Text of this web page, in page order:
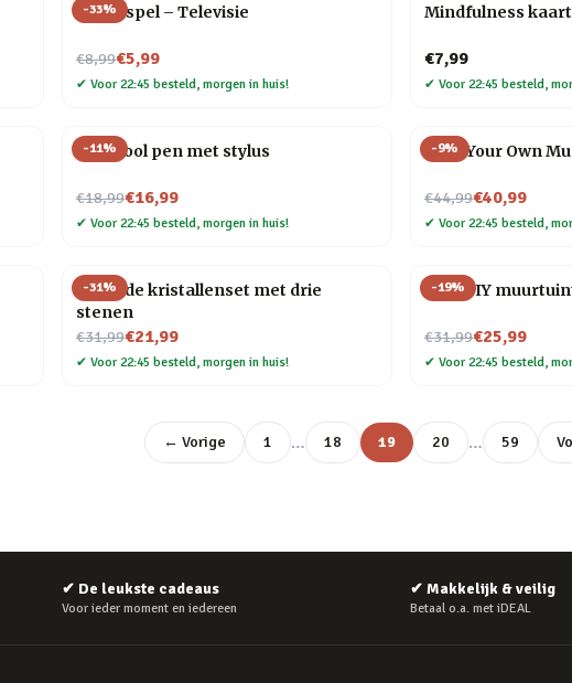
-33%
Trivia spel – Televisie
€8,99
Nu voor€5,99
✔ Voor 22:45 besteld, morgen in huis!
Mindfulness
€7,99
✔ Voor 22:45 besteld,
-11%
Multitool pen met stylus
€18,99
Nu voor€16,99
✔ Voor 22:45 besteld, morgen in huis!
-9%
Host Your Own
€44,99
Nu voor€40,99
✔ Voor 22:45 besteld,
-31%
Helende kristallenset met drie
stenen
€31,99
Nu voor€21,99
✔ Voor 22:45 besteld, morgen in huis!
-19%
Mini DIY
€31,99
Nu voor€25,99
✔ Voor 22:45 besteld,
← Vorige 1 … 18 19 20 … 59
✔ De leukste cadeaus
Voor ieder moment en iedereen
✔ Makkelijk & veilig
Betaal o.a. met iDEAL